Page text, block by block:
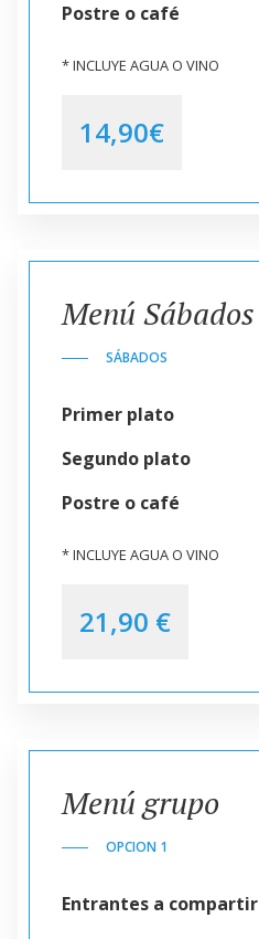
Postre o café
* INCLUYE AGUA O VINO
14,90€
Menú Sábados
SÁBADOS
Primer plato
Segundo plato
Postre o café
* INCLUYE AGUA O VINO
21,90 €
Menú grupo
OPCION 1
Entrantes a compartir